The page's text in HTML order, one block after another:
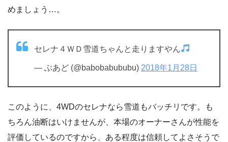
めましょう…。
セレナ４ＷＤ雪道ちゃんと走りますやん
— ぶあど (@babobabububu) 2018年1月28日
このように、4WDのセレナなら雪道もバッチリです。も
ちろん油断はいけませんが、本場のオーナーさんが性能を
評価しているのですから、ある程度は信頼してよさそうで